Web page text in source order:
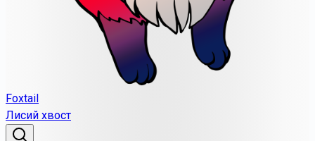
Foxtail
Лисий хвост